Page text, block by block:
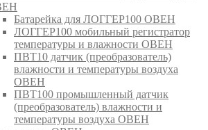
Батарейка для ЛОГГЕР100 ОВЕН
ЛОГГЕР100 мобильный регистратор
температуры и влажности ОВЕН
ПВТ10 датчик (преобразователь)
влажности и температуры воздуха
ОВЕН
ПВТ100 промышленный датчик
(преобразователь) влажности и
температуры воздуха ОВЕН